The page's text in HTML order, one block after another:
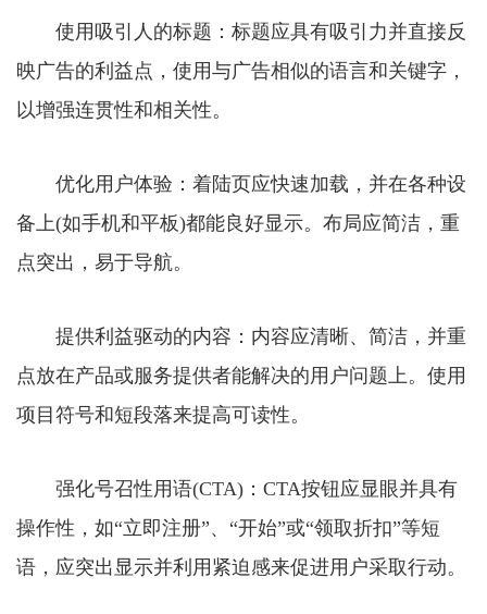
使用吸引人的标题：标题应具有吸引力并直接反
映广告的利益点，使用与广告相似的语言和关键字，
以增强连贯性和相关性。
优化用户体验：着陆页应快速加载，并在各种设
备上(如手机和平板)都能良好显示。布局应简洁，重
点突出，易于导航。
提供利益驱动的内容：内容应清晰、简洁，并重
点放在产品或服务提供者能解决的用户问题上。使用
项目符号和短段落来提高可读性。
强化号召性用语(CTA)：CTA按钮应显眼并具有
操作性，如“立即注册”、“开始”或“领取折扣”等短
语，应突出显示并利用紧迫感来促进用户采取行动。